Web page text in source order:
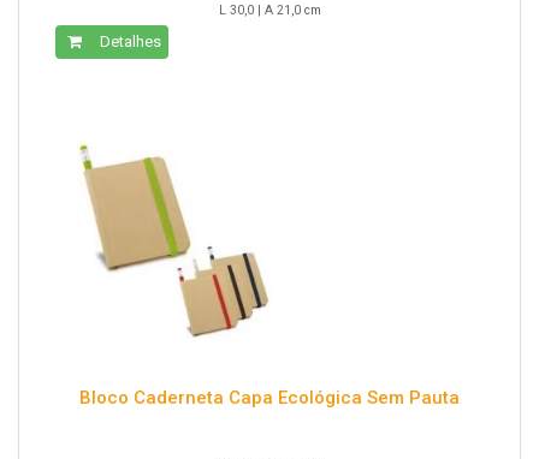
L 30,0 | A 21,0 cm
Detalhes
Bloco Caderneta Capa Ecológica Sem Pauta